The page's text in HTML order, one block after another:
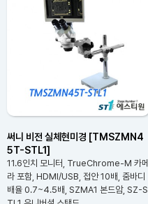
써니 비전 실체현미경 [TMSZMN4
5T-STL1]
11.6인치 모니터, TrueChrome-M 카메
라 포함, HDMI/USB, 접안 10배, 줌바디
배율 0.7~4.5배, SZMA1 본드암, SZ-S